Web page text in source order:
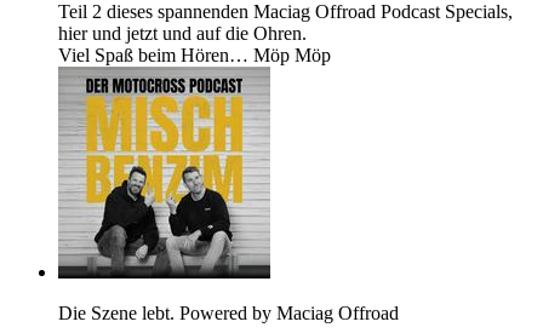
Teil 2 dieses spannenden Maciag Offroad Podcast Specials,
hier und jetzt und auf die Ohren.
Viel Spaß beim Hören… Möp Möp
Die Szene lebt. Powered by Maciag Offroad